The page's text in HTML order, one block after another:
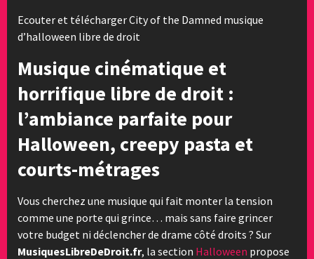
Ecouter et télécharger City of the Damned musique
d’halloween libre de droit
Musique cinématique et
horrifique libre de droit :
l’ambiance parfaite pour
Halloween, creepy pasta et
courts-métrages
Vous cherchez une musique qui fait monter la tension
comme une porte qui grince… mais sans faire grincer
votre budget ni déclencher de drame côté droits ? Sur
MusiquesLibreDeDroit.fr, la section Halloween propose